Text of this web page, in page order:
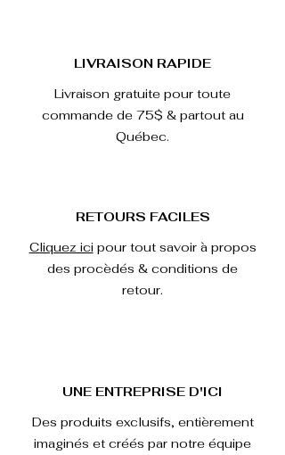
LIVRAISON RAPIDE
Livraison gratuite pour toute
commande de 75$ & partout au
Québec.
RETOURS FACILES
Cliquez ici pour tout savoir à propos
des procèdés & conditions de
retour.
UNE ENTREPRISE D'ICI
Des produits exclusifs, entièrement
imaginés et créés par notre équipe